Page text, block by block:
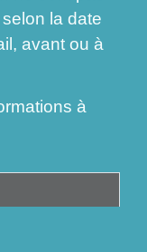
la date
avant ou à
à